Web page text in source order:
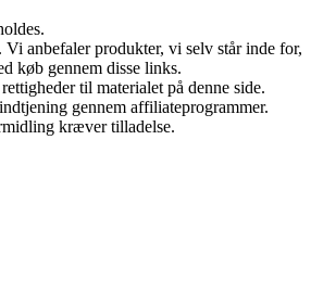
anbefaler produkter, vi selv står inde for,
køb gennem disse links.
til materialet på denne side.
gennem affiliateprogrammer.
kræver tilladelse.